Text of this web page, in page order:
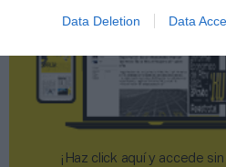
Data Deletion Data
¡Haz click aquí y accede